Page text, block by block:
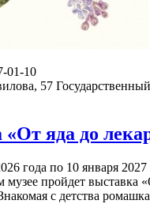
01-10
57
яда до
года по 10 января 2027
музее пройдет выставка
с детства